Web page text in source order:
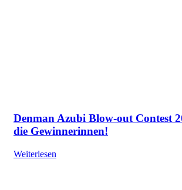
Denman Azubi Blow-out Contest
die Gewinnerinnen!
Weiterlesen